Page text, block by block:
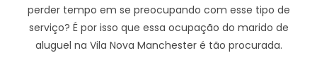
perder tempo em se preocupando com esse tipo de
serviço? É por isso que essa ocupação do marido de
aluguel na Vila Nova Manchester é tão procurada.